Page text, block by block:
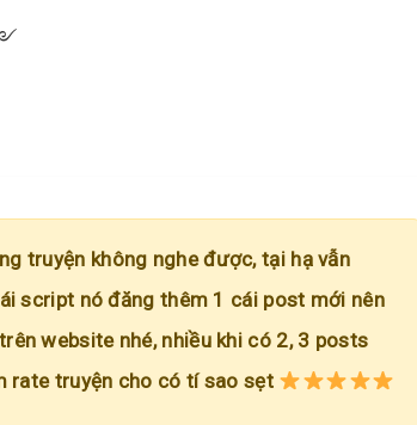
truyện không nghe được, tại hạ vẫn
script nó đăng thêm 1 cái post mới nên
website nhé, nhiều khi có 2, 3 posts
rate truyện cho có tí sao sẹt